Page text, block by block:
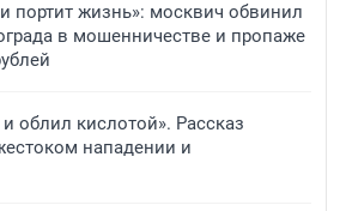
портит жизнь»: москвич обвинил
в мошенничестве и пропаже
облил кислотой». Рассказ
нападении и